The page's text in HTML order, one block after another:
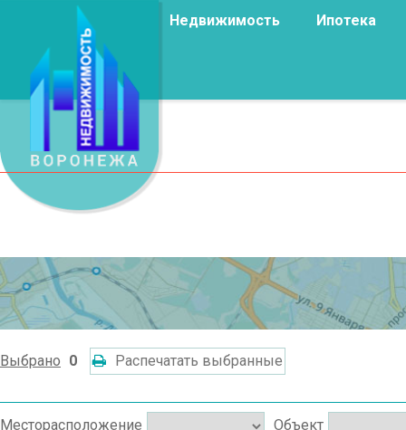
Недвижимость Ипотека
Выбрано 0 Распечатать выбранные
Месторасположение Объект